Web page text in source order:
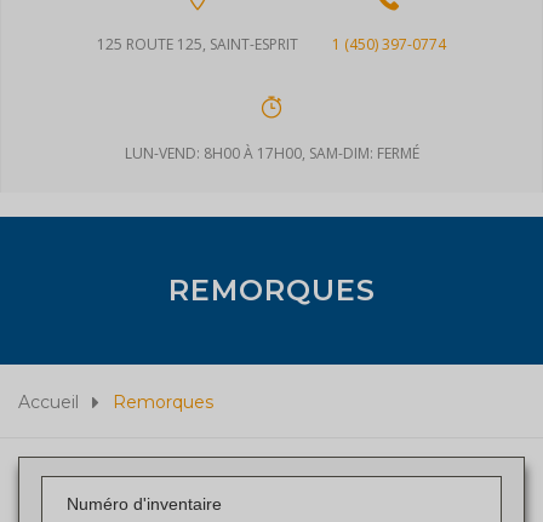
125 ROUTE 125, SAINT-ESPRIT 1 (450) 397-0774
LUN-VEND: 8H00 À 17H00, SAM-DIM: FERMÉ
REMORQUES
Accueil Remorques